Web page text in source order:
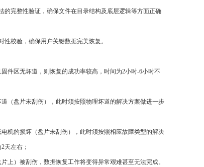
完整性验证，确保文件在目录结构及底层逻辑等方面正确
校验，确保用户关键数据完美恢复。
区无坏道，则恢复的成功率较高，时间为2小时-6小时不
盘片未刮伤），此时须按照物理坏道的解决方案做进一步
的损坏（盘片未刮伤），此时须按照相应故障类型的解决
天左右；
）被刮伤，数据恢复工作将变得异常艰难甚至无法完成。